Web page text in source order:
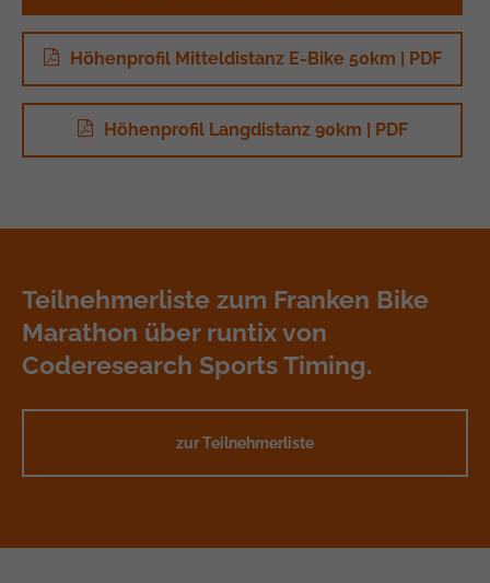
Höhenprofil Mitteldistanz E-Bike 50km | PDF
Höhenprofil Langdistanz 90km | PDF
Teilnehmerliste zum Franken Bike
Marathon über runtix von
Coderesearch Sports Timing.
zur Teilnehmerliste